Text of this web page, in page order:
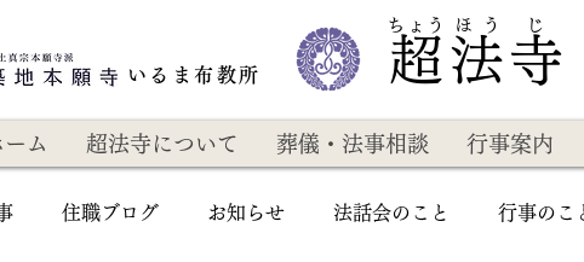
いるま布教所 超法寺
​ちょう ほ う じ
ーム 超法寺について 葬儀・法事相談 行事案内
住職ブログ お知らせ 法話会のこと 行事のこ